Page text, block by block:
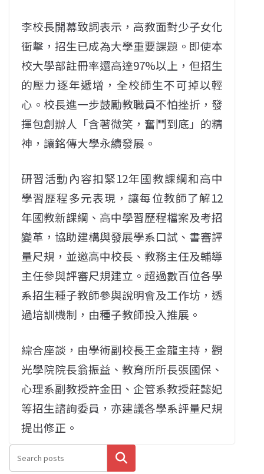
李校長開幕致詞表示，高教面對少子女化
衝擊，招生已成為大學重要課題。即使本
校大學部註冊率還高達97%以上，但招生
的壓力逐年遞增，全校師生不可掉以輕
心。校長進一步鼓勵教職員不怕挫折，發
揮包創辦人「含著微笑，奮鬥到底」的精
神，讓銘傳大學永續發展。
研習活動內容扣緊12年國教課綱和高中
學習歷程多元表現，讓每位教師了解12
年國教新課綱、高中學習歷程檔案及考招
變革，協助建構與發展學系口試、書審評
量尺規，並邀高中校長、教務主任及輔導
主任參與評審尺規建立。超過數百位各學
系招生種子教師參與說明會及工作坊，透
過培訓機制，由種子教師投入推展。
綜合座談，由學術副校長王金龍主持，觀
光學院院長翁振益、教育所所長張國保、
心理系副教授許金田、企管系教授莊懿妃
等招生諮詢委員，亦建議各學系評量尺規
提出修正。
搜尋